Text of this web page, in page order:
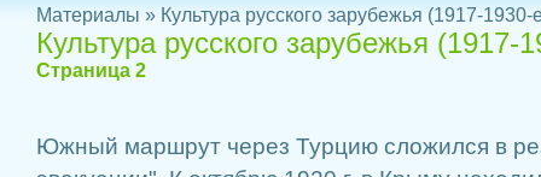
Материалы » Культура русского зарубежья (1917-1930-
Культура русского зарубежья (1917-
Страница 2
Южный маршрут через Турцию сложился в